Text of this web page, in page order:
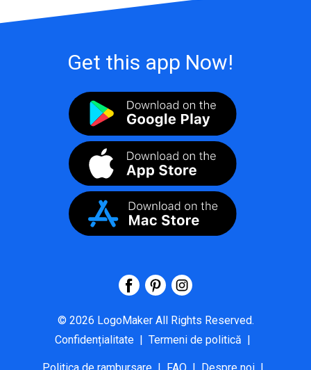
Get this app Now!
© 2026 LogoMaker All Rights Reserved.
Confidențialitate | Termeni de politică |